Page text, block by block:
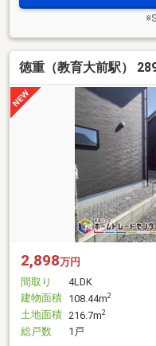
徳重（教育大前駅）
2,898万円
間取り
4LDK
建物面積 108.44m2
土地面積 216.7m2
総戸数
1戸